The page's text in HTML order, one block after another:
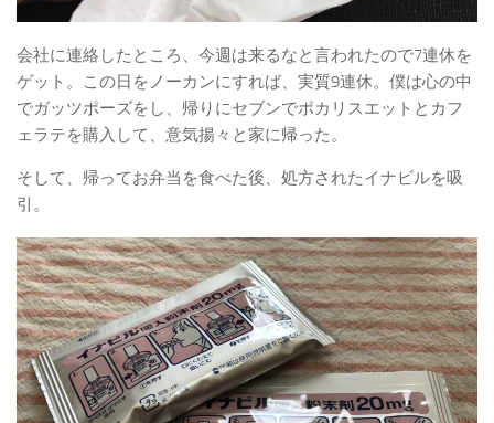
会社に連絡したところ、今週は来るなと言われたので7連休を
ゲット。この日をノーカンにすれば、実質9連休。僕は心の中
でガッツポーズをし、帰りにセブンでポカリスエットとカフ
ェラテを購入して、意気揚々と家に帰った。
そして、帰ってお弁当を食べた後、処方されたイナビルを吸
引。